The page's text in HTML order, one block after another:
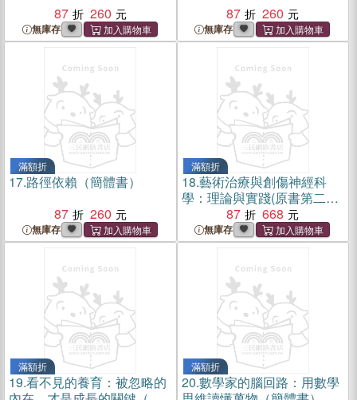
87
260
無庫存
87
260
無庫存
滿額折
17.路徑依賴（簡體書）
87
260
無庫存
滿額折
18.藝術治療與創傷神經科
學：理論與實踐(原書第二版)
（簡體書）
87 668
無庫存
滿額折
19.看不見的養育：被忽略的
滿額折
20.數學家的腦回路：用數學